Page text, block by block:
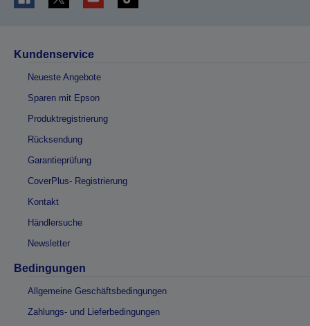
Kundenservice
Neueste Angebote
Sparen mit Epson
Produktregistrierung
Rücksendung
Garantieprüfung
CoverPlus- Registrierung
Kontakt
Händlersuche
Newsletter
Bedingungen
Allgemeine Geschäftsbedingungen
Zahlungs- und Lieferbedingungen